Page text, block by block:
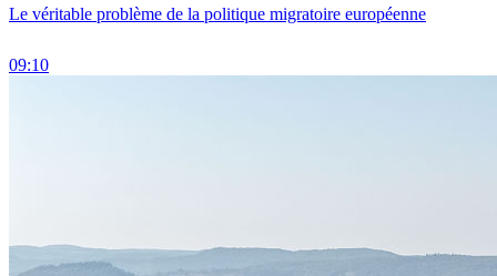
Le véritable problème de la politique migratoire européenne
09:10